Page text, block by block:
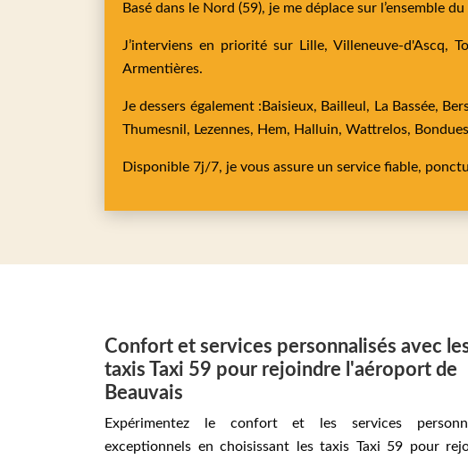
Basé dans le Nord (59), je me déplace sur l’ensemble
J’interviens en priorité sur Lille, Villeneuve-d'Ascq,
Armentières.
Je dessers également : Baisieux, Bailleul, La Bassée,
Thumesnil, Lezennes, Hem, Halluin, Wattrelos, Bondues
Disponible 7j/7, je vous assure un service fiable,
Confort et services personnalisés avec
taxis Taxi 59 pour rejoindre l'aéroport de
Beauvais
Expérimentez le confort et les services
exceptionnels en choisissant les taxis Taxi 59 pour